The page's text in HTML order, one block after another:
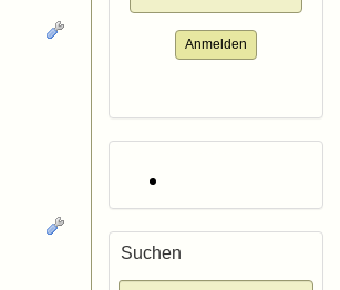
Anmelden
Suchen